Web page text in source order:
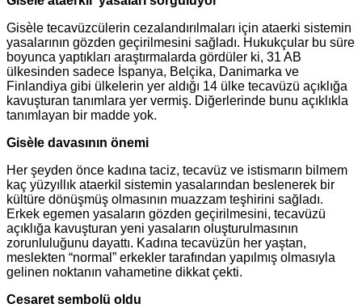
Gisèle tecavüzcülerin cezalandırılmaları için ataerki sistemin
yasalarının gözden geçirilmesini sağladı. Hukukçular bu süre
boyunca yaptıkları araştırmalarda gördüler ki, 31 AB
ülkesinden sadece İspanya, Belçika, Danimarka ve
Finlandiya gibi ülkelerin yer aldığı 14 ülke tecavüzü açıklığa
kavuşturan tanımlara yer vermiş. Diğerlerinde bunu açıklıkla
tanımlayan bir madde yok.
Gisèle davasının önemi
Her şeyden önce kadına taciz, tecavüz ve istismarın bilmem
kaç yüzyıllık ataerkil sistemin yasalarından beslenerek bir
kültüre dönüşmüş olmasının muazzam teşhirini sağladı.
Erkek egemen yasaların gözden geçirilmesini, tecavüzü
açıklığa kavuşturan yeni yasaların oluşturulmasının
zorunluluğunu dayattı. Kadına tecavüzün her yaştan,
meslekten “normal” erkekler tarafından yapılmış olmasıyla
gelinen noktanın vahametine dikkat çekti.
Cesaret sembolü oldu